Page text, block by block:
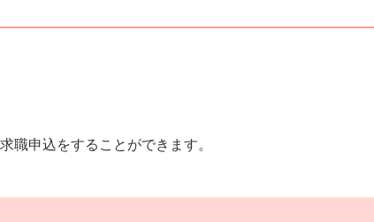
職申込をすることができます。